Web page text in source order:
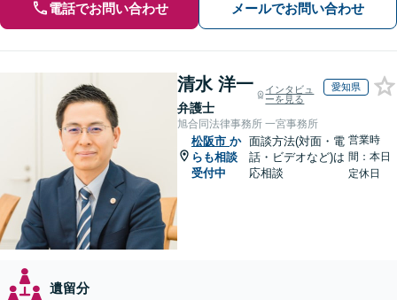
電話でお問い合わせ メールでお問い合わせ
清水 洋一
弁護士
インタビュ
ーを見る
愛知県
旭合同法律事務所 一宮事務所
松阪市 か
らも相談
受付中
面談方法(対面・電
話・ビデオなど)は
応相談
営業時
間：本日
定休日
遺留分